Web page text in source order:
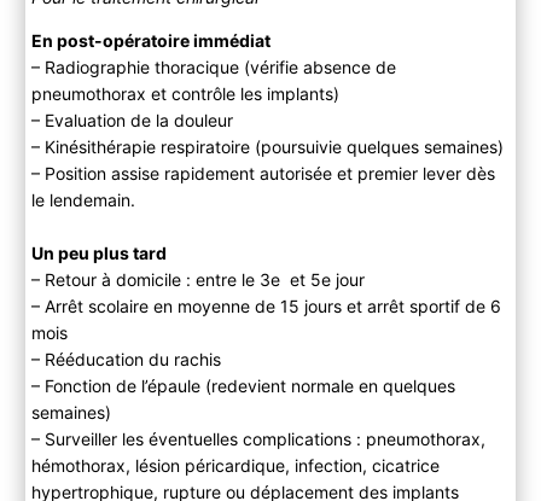
En post-opératoire immédiat
– Radiographie thoracique (vérifie absence de
pneumothorax et contrôle les implants)
– Evaluation de la douleur
– Kinésithérapie respiratoire (poursuivie quelques semaines)
– Position assise rapidement autorisée et premier lever dès
le lendemain.
Un peu plus tard
– Retour à domicile : entre le 3e et 5e jour
– Arrêt scolaire en moyenne de 15 jours et arrêt sportif de 6
mois
– Rééducation du rachis
– Fonction de l’épaule (redevient normale en quelques
semaines)
– Surveiller les éventuelles complications : pneumothorax,
hémothorax, lésion péricardique, infection, cicatrice
hypertrophique, rupture ou déplacement des implants